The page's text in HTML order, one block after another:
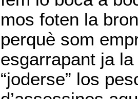
mos foten la
perquè som
esgarrapant ja
“joderse” los